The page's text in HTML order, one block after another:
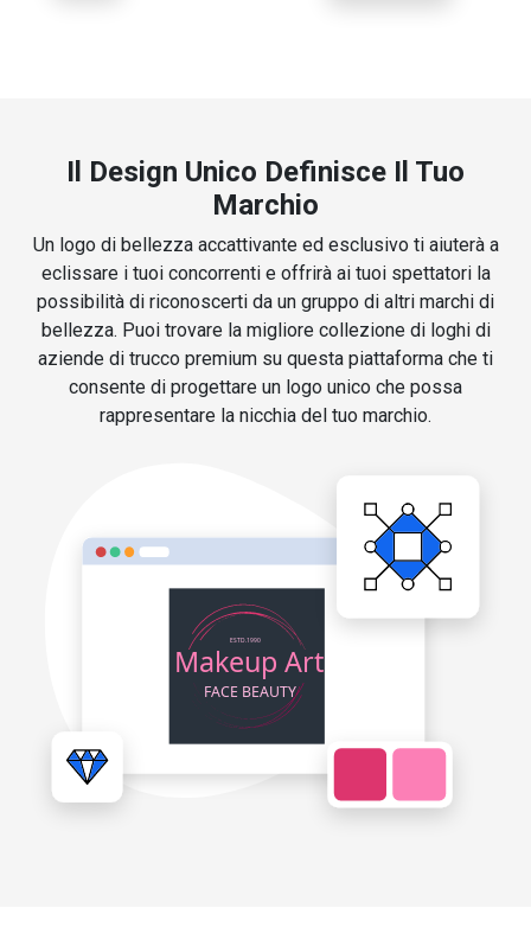
Il Design Unico Definisce Il Tuo
Marchio
Un logo di bellezza accattivante ed esclusivo ti aiuterà a
eclissare i tuoi concorrenti e offrirà ai tuoi spettatori la
possibilità di riconoscerti da un gruppo di altri marchi di
bellezza. Puoi trovare la migliore collezione di loghi di
aziende di trucco premium su questa piattaforma che ti
consente di progettare un logo unico che possa
rappresentare la nicchia del tuo marchio.